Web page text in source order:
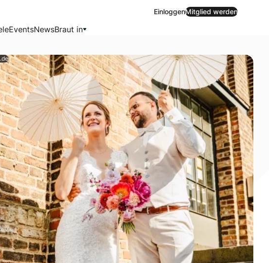
EinloggenMitglied werden
EventsNewsBraut in
haben sieben Paare gebeten, ihre Ringtausch-Storys mit uns zu